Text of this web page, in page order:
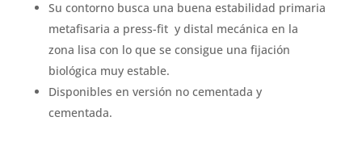
Su contorno busca una buena estabilidad primaria
metafisaria a press-fit y distal mecánica en la
zona lisa con lo que se consigue una fijación
biológica muy estable.
Disponibles en versión no cementada y
cementada.